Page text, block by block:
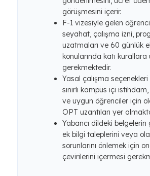
görüşmesini içerir.
F-1 vizesiyle gelen
seyahat, çalışma izni,
uzatmaları ve 60 günlük
konularında katı kurallara
gerekmektedir.
Yasal çalışma seçenekleri
sınırlı kampüs içi
ve uygun öğrenciler için
OPT uzantıları yer
Yabancı dildeki belgelerin
ek bilgi taleplerini veya
sorunlarını önlemek için
çevirilerini içermesi